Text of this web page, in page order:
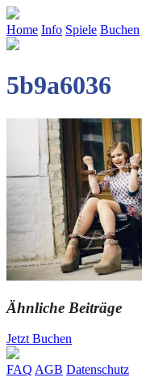
Home Info Spiele Buchen
5b9a6036
Ähnliche Beiträge
Jetzt Buchen
FAQ AGB Datenschutz